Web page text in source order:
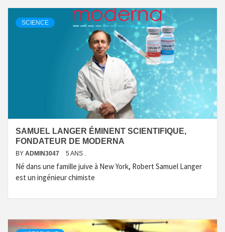
SCIENCE
SAMUEL LANGER ÉMINENT SCIENTIFIQUE,
FONDATEUR DE MODERNA
BY ADMIN3047 5 ANS .
Né dans une famille juive à New York, Robert Samuel Langer
est un ingénieur chimiste